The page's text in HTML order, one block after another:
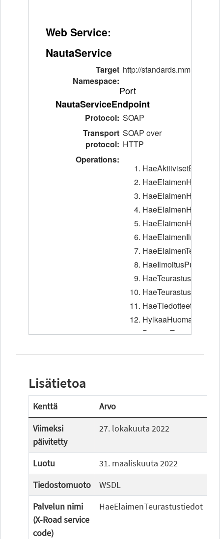
Lisätietoa
Kenttä
Arvo
Viimeksi
päivitetty
27. lokakuuta 2022
Luotu
31. maaliskuuta 2022
Tiedostomuoto
WSDL
Palvelun nimi
(X-Road service
code)
HaeElaimenTeurastustiedot